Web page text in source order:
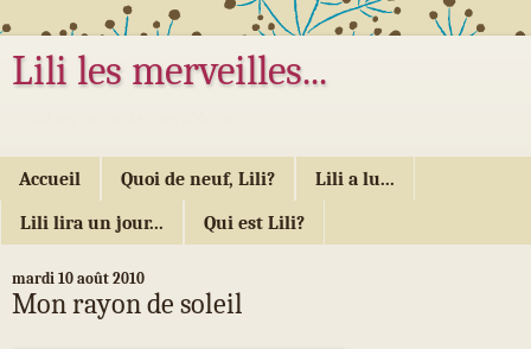
Lili les merveilles...
Accueil Quoi de neuf, Lili? Lili a lu...
Lili lira un jour... Qui est Lili?
mardi 10 août 2010
Mon rayon de soleil